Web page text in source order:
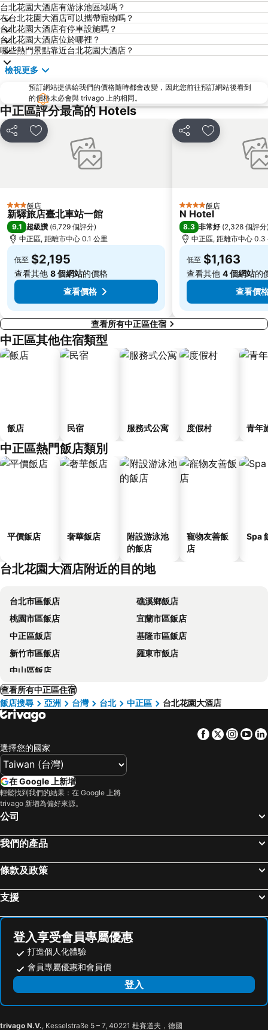
淡水老街
烏來溫泉
饒河街觀光夜市
中壢車站
景美捷運站
礁溪車站
捷運圓山站
桃園機場
師大夜市
宜蘭礁溪溫泉公園
捷運中山站
桃園高鐵站
松山機場
大安森林公園
淡水捷運站
台北國父紀念館
內湖區
捷運忠孝敦化站
碧潭
台北東區
江子翠捷運站
捷運忠孝復興站
三重捷運站
台北花園大酒店有游泳池區域嗎？
在台北花園大酒店可以攜帶寵物嗎？
台北花園大酒店有停車設施嗎？
台北花園大酒店位於哪裡？
哪些熱門景點靠近台北花園大酒店？
檢視更多
預訂網站提供給我們的價格隨時都會改變，因此您前往預訂網站後看到
的價格未必會與 trivago 上的相同。
中正區評分最高的 Hotels
分享 加入我的最愛
3 星級飯店
新驛旅店臺北車站一館
9.1 超級讚 (6,729 個評分)
中正區, 距離市中心 0.1 公里
低至 $2,195
查看其他 8 個網站的價格
查看價格
分享 加入我的最愛
4 星級 飯店
N Hotel
8.3 非常好 (2,328 個評分
中正區, 距離市中心 0.3
低至 $1,163
查看其他 4 個網站的
查看價
查看所有中正區住宿
中正區其他住宿類型
飯店 民宿 服務式公寓 度假村 青年
中正區熱門飯店類別
平價飯店 奢華飯店
附設游泳池
的飯店
寵物友善飯
店
Spa
台北花園大酒店附近的目的地
台北市區飯店
礁溪鄉飯店
桃園市區飯店
宜蘭市區飯店
中正區飯店
基隆市區飯店
新竹市區飯店
羅東市飯店
中山區飯店
查看所有中正區住宿
飯店搜尋
亞洲 台灣 台北 中正區 台北花園大酒店
Facebook
Twitter
選擇您的國家
在 Google 上新增
輕鬆找到我們的結果：在 Google 上將
trivago 新增為偏好來源。
公司
我們的產品
條款及政策
支援
登入享受會員專屬優惠
打造個人化體驗
會員專屬優惠和會員價
登入
trivago N.V., Kesselstraße 5 – 7, 40221 杜賽道夫，德國